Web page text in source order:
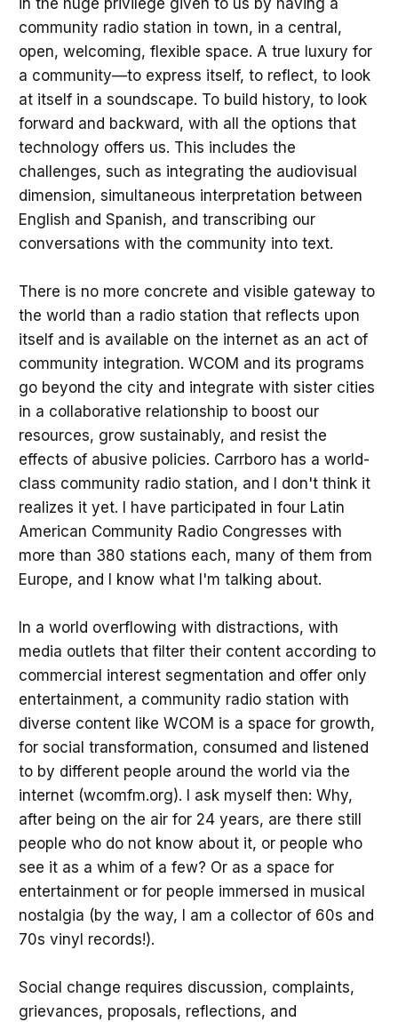
community radio station in town, in a central,
open, welcoming, flexible space. A true luxury for
a community—to express itself, to reflect, to look
at itself in a soundscape. To build history, to look
forward and backward, with all the options that
technology offers us. This includes the
challenges, such as integrating the audiovisual
dimension, simultaneous interpretation between
English and Spanish, and transcribing our
conversations with the community into text.
There is no more concrete and visible gateway to
the world than a radio station that reflects upon
itself and is available on the internet as an act of
community integration. WCOM and its programs
go beyond the city and integrate with sister cities
in a collaborative relationship to boost our
resources, grow sustainably, and resist the
effects of abusive policies. Carrboro has a world-
class community radio station, and I don't think it
realizes it yet. I have participated in four Latin
American Community Radio Congresses with
more than 380 stations each, many of them from
Europe, and I know what I'm talking about.
In a world overflowing with distractions, with
media outlets that filter their content according to
commercial interest segmentation and offer only
entertainment, a community radio station with
diverse content like WCOM is a space for growth,
for social transformation, consumed and listened
to by different people around the world via the
internet (wcomfm.org). I ask myself then: Why,
after being on the air for 24 years, are there still
people who do not know about it, or people who
see it as a whim of a few? Or as a space for
entertainment or for people immersed in musical
nostalgia (by the way, I am a collector of 60s and
70s vinyl records!).
Social change requires discussion, complaints,
grievances, proposals, reflections, and